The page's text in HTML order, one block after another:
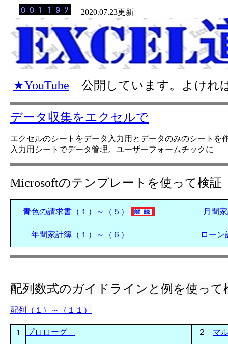
2020.07.23更新
★YouTube 公開しています。よけれ
データ収集をエクセルで
エクセルのシートをデータ入力用とデータのみのシートを
入力用シートでデータ管理。ユーザーフォームチックに
Microsoftのテンプレートを使って検証
青色の請求書（１）～（５） 月間
年間家計簿（１）～（６） ローン
配列数式のガイドラインと例を使って
配列（１）～（１１）
1 プロローグ ２
マ